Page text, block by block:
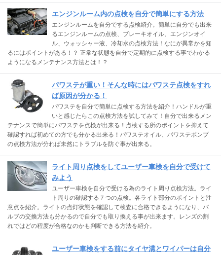
エンジンルーム内の点検を自分で簡単にする方法
エンジンルームを自分でする点検紹介。簡単に自分でも出来
るエンジンルームの点検、ブレーキオイル、エンジンオイ
ル、ウォッシャー液、冷却水の点検方法！なにが異常かを知
るにはポイントがある！？ 正常な状態を自分で定期的に点検する事でわかる
ようになるメンテナンス方法とは！？
パワステが重い！そんな時にはパワステ点検をすれ
ば原因が分かる！
パワステを自分で簡単に点検する方法を紹介！ハンドルが重
いと感じたらこの点検方法を試してみて！自分で出来るメン
テナンスで簡単にパワステを点検が出来る！点検する所のポイントを抑えて
確認すれば初めての方でも分かる出来る！パワステオイル、パワステポンプ
の点検方法が分れば未然にトラブルを防ぐ事が出来る。
ライト周り点検をしてユーザー車検を自分で受けて
みよう
ユーザー車検を自分で受ける為のライト周り点検方法。ライ
ト周りの確認する７つの点検。各ライト部分のポイントと注
意点を紹介。ライトの点灯状態を確認して検査に合格できるようになり、バ
ルブの交換方法も分かるので自分でも取り換える事が出来ます。レンズの割
れではどの程度が合格なのかも判断できる方法を紹介。
ユーザー車検をする前にタイヤ溝とワイパーは自分